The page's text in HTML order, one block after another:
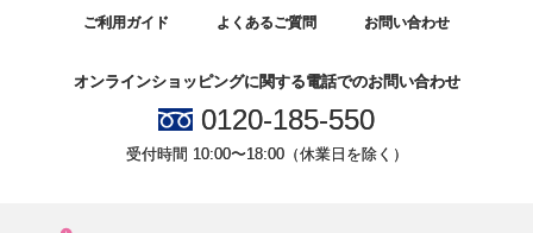
ご利用ガイド よくあるご質問 お問い合わせ
オンラインショッピングに関する電話でのお問い合わせ
0120-185-550
受付時間 10:00〜18:00（休業日を除く）